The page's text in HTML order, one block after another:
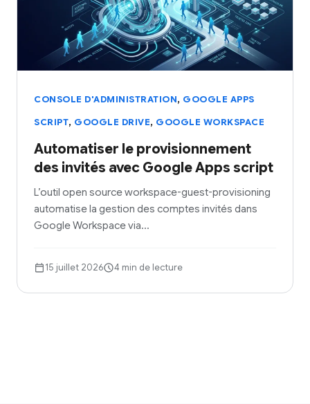
CONSOLE D'ADMINISTRATION, GOOGLE APPS
SCRIPT, GOOGLE DRIVE, GOOGLE WORKSPACE
Automatiser le provisionnement
des invités avec Google Apps script
L’outil open source workspace-guest-provisioning
automatise la gestion des comptes invités dans
Google Workspace via…
15 juillet 2026 4 min de lecture